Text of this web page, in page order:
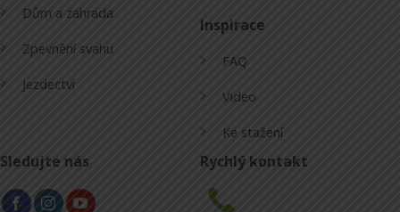
Dům a zahrada
Zpevnění svahu
Jezdectví
Inspirace
FAQ
Video
Ke stažení
Sledujte nás Rychlý kontakt